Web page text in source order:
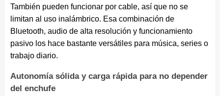
También pueden funcionar por cable, así que no se
limitan al uso inalámbrico. Esa combinación de
Bluetooth, audio de alta resolución y funcionamiento
pasivo los hace bastante versátiles para música, series o
trabajo diario.
Autonomía sólida y carga rápida para no depender
del enchufe